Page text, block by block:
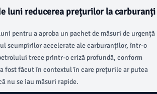
luni reducerea prețurilor la carburanți
pentru a aproba un pachet de măsuri de urgență
scumpirilor accelerate ale carburanților, într-o
trece printr-o criză profundă, conform
fost făcut în contextul în care prețurile ar putea
nu se iau măsuri rapide.